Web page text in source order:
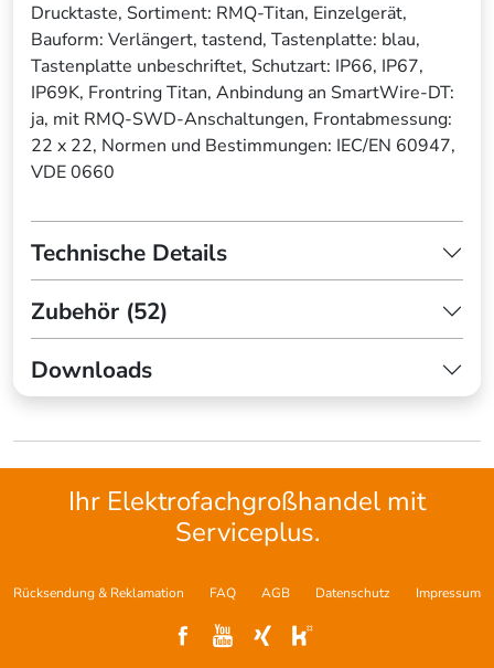
Drucktaste, Sortiment: RMQ-Titan, Einzelgerät,
Bauform: Verlängert, tastend, Tastenplatte: blau,
Tastenplatte unbeschriftet, Schutzart: IP66, IP67,
IP69K, Frontring Titan, Anbindung an SmartWire-DT:
ja, mit RMQ-SWD-Anschaltungen, Frontabmessung:
22 x 22, Normen und Bestimmungen: IEC/EN 60947,
VDE 0660
Technische Details
Zubehör (52)
Downloads
Ihr Elektrofachgroßhandel mit
Serviceplus.
Rücksendung & Reklamation FAQ AGB Datenschutz Impressum